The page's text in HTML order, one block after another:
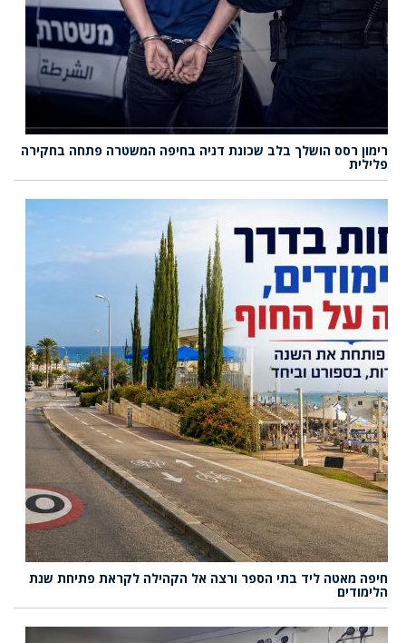
רימון רסס הושלך בלב שכונת דניה בחיפה המשטרה פתחה בחקירה
פלילית
חיפה מאטה ליד בתי הספר ורצה אל הקהילה לקראת פתיחת שנת
הלימודים